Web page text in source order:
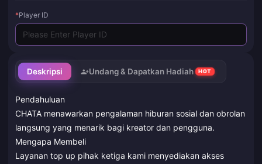
Deskripsi Undang & Dapatkan Hadiah HOT
Pendahuluan
CHATA menawarkan pengalaman hiburan sosial dan obrolan
langsung yang menarik bagi kreator dan pengguna.
Mengapa Membeli
Layanan top up pihak ketiga kami menyediakan akses
*Player ID